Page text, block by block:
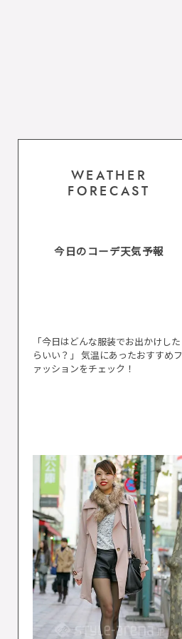
WEATHER
FORECAST
今日のコーデ天気予報
「今日はどんな服装でお出かけした
らいい？」 気温にあったおすすめフ
ァッションをチェック！